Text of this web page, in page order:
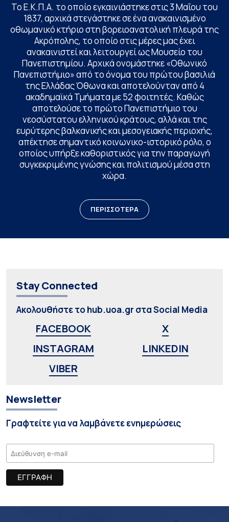
Το Ε.Κ.Π.Α. το οποίο εγκαινιάστηκε στις 3 Μαΐου του
1837, αρχικά στεγάστηκε σε ένα ανακαινισμένο
οθωμανικό κτήριο στη βορειοανατολική πλευρά της
Ακρόπολης, το οποίο στις μέρες μας έχει
ανακαινιστεί και λειτουργεί ως Μουσείο του
Πανεπιστημίου. Αρχικά ονομάστηκε «Οθωνικό
Πανεπιστήμιο» από το όνομα του πρώτου βασιλιά
της Ελλάδας Όθωνα και αποτελούνταν από 4
ακαδημαϊκά Τμήματα με 52 φοιτητές. Καθώς
αποτελούσε το πρώτο Πανεπιστήμιο του
νεοσύστατου ελληνικού κράτους, αλλά και της
ευρύτερης βαλκανικής και μεσογειακής περιοχής,
απέκτησε σημαντικό κοινωνικο-ιστορικό ρόλο, ο
οποίος υπήρξε καθοριστικός για την παραγωγή
συγκεκριμένης γνώσης και πολιτισμού μέσα στη
χώρα.
ΠΕΡΙΣΣΟΤΕΡΑ
Stay Connected
Ακολουθήστε το hub.uoa.gr στα Social Media
FACEBOOK
X
INSTAGRAM
LINKEDIN
VIBER
Newsletter
Γραφτείτε για να λαμβάνετε ενημερώσεις